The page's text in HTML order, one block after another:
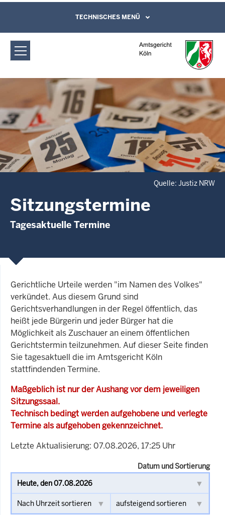
Amtsgericht Köln: Sitzungstermine
Direkt zum Inhalt
Leichte Sprache, Gebärdensprachenvideo
und Kontaktformular
TECHNISCHES MENÜ
Quelle: Justiz NRW
Sitzungstermine
Tagesaktuelle Termine
Gerichtliche Urteile werden "im Namen des Volkes"
verkündet. Aus diesem Grund sind
Gerichtsverhandlungen in der Regel öffentlich, das
heißt jede Bürgerin und jeder Bürger hat die
Möglichkeit als Zuschauer an einem öffentlichen
Gerichtstermin teilzunehmen. Auf dieser Seite finden
Sie tagesaktuell die im Amtsgericht Köln
stattfindenden Termine.
Maßgeblich ist nur der Aushang vor dem jeweiligen
Sitzungssaal.
Technisch bedingt werden aufgehobene und verlegte
Termine als aufgehoben gekennzeichnet.
Letzte Aktualisierung: 07.08.2026, 17:25 Uhr
Datum und Sortierung